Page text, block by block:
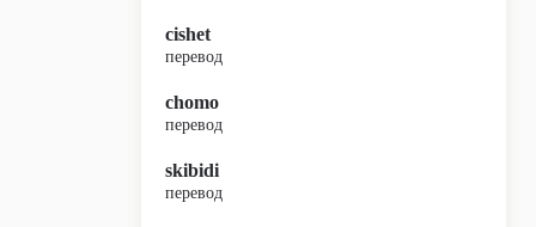
cishet
перевод
chomo
перевод
skibidi
перевод